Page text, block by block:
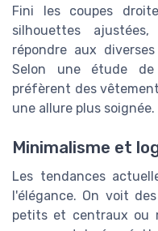
Fini les coupes
silhouettes
répondre aux
Selon une étude
préfèrent des
une allure plus soignée.
Minimalisme et
Les tendances
l'élégance. On voit
petits et centraux ou